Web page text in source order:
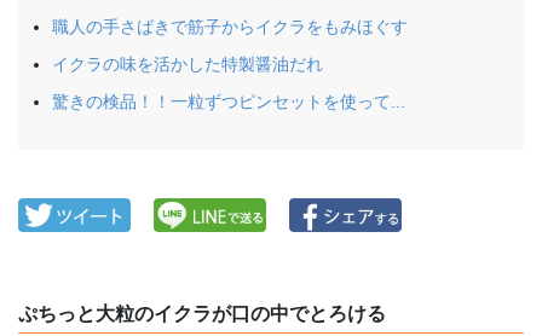
職人の手さばきで筋子からイクラをもみほぐす
イクラの味を活かした特製醤油だれ
驚きの検品！！一粒ずつピンセットを使って...
ぷちっと大粒のイクラが口の中でとろける